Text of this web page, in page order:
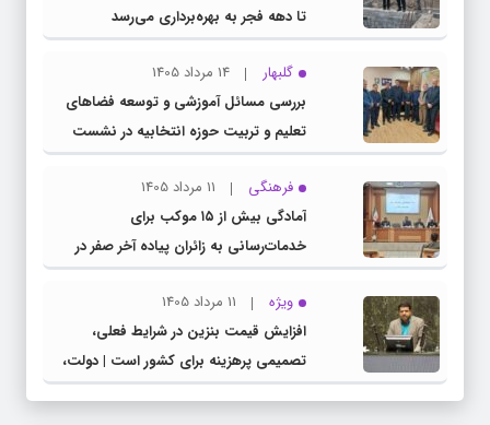
تا دهه فجر به بهره‌برداری می‌رسد
گلبهار
14 مرداد 1405
بررسی مسائل آموزشی و توسعه فضاهای
تعلیم و تربیت حوزه انتخابیه در نشست
مشترک عضو کمیسیون آموزش مجلس با
مدیرکل آموزش و پرورش خراسان رضوی
فرهنگی
11 مرداد 1405
آمادگی بیش از ۱۵ موکب برای
خدمات‌رسانی به زائران پیاده آخر صفر در
شهرستان چناران
ویژه
11 مرداد 1405
افزایش قیمت بنزین در شرایط فعلی،
تصمیمی پرهزینه برای کشور است | دولت،
قاچاق سوخت و عوامل اصلی ناترازی را